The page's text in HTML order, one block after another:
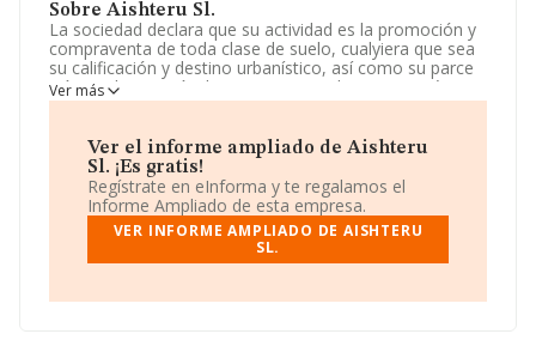
Sobre Aishteru Sl.
La sociedad declara que su actividad es la promoción y
compraventa de toda clase de suelo, cualyiera que sea
su calificación y destino urbanístico, así como su parce
ción y urbanización. la compraventa de terrenos rústicos
y la explotación de fincas agrícolas, y forestales, así
comerci. La empresa es una Sociedad Limitada. Clasifica
su actividad CNAE como 'Agentes de la propiedad
inmobiliaria', código 6831. La sociedad no tiene
actividad en mercados exteriores.
La empresa española Aishteru S.L, NIF B16724627,
tiene su domicilio social establecido en Calle Lagasca
Ver más
Ver el informe ampliado de Aishteru
Sl. ¡Es gratis!
Regístrate en eInforma y te regalamos el
Informe Ampliado de esta empresa.
VER INFORME AMPLIADO DE AISHTERU
SL.